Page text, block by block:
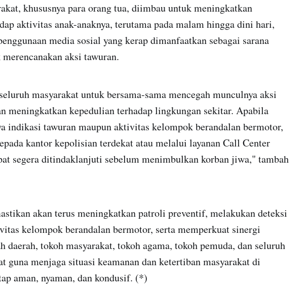
khususnya para orang tua, diimbau untuk meningkatkan
aktivitas anak-anaknya, terutama pada malam hingga dini hari,
media sosial yang kerap dimanfaatkan sebagai sarana
aksi tawuran.
masyarakat untuk bersama-sama mencegah munculnya aksi
meningkatkan kepedulian terhadap lingkungan sekitar. Apabila
indikasi tawuran maupun aktivitas kelompok berandalan bermotor,
kantor kepolisian terdekat atau melalui layanan Call Center
segera ditindaklanjuti sebelum menimbulkan korban jiwa," tambah
akan terus meningkatkan patroli preventif, melakukan deteksi
kelompok berandalan bermotor, serta memperkuat sinergi
daerah, tokoh masyarakat, tokoh agama, tokoh pemuda, dan seluruh
guna menjaga situasi keamanan dan ketertiban masyarakat di
aman, nyaman, dan kondusif. (*)